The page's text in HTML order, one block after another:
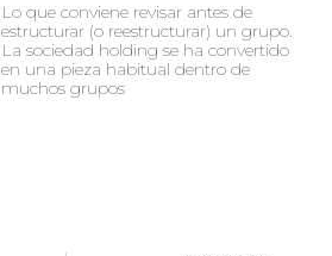
Lo que conviene revisar antes de
estructurar (o reestructurar) un grupo.
La sociedad holding se ha convertido
en una pieza habitual dentro de
muchos grupos